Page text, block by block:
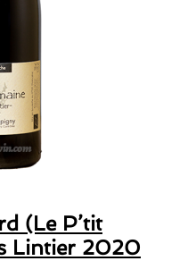
(Le P’tit
Lintier 2020